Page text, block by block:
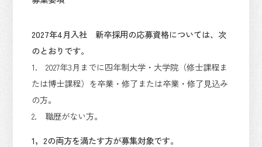
2027年4月入社 新卒採用の応募資格については、次
のとおりです。
1. 2027年3月までに四年制大学・大学院（修士課程ま
たは博士課程）を卒業・修了または卒業・修了見込み
の方。
2. 職歴がない方。
1，2の両方を満たす方が募集対象です。